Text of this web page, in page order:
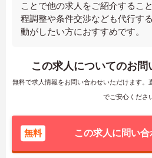
ことで他の求人をご紹介するこ
程調整や条件交渉なども代行す
動がしたい方におすすめです。
この求人についてのお問
無料で求人情報をお問い合わせいただけます。
でご安心くださ
無料 この求人に問い合